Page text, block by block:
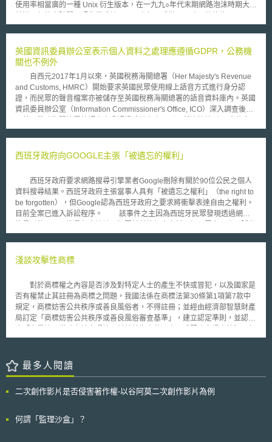
使用率相當廣的一種 Unix 衍生版本，在一九九○年代末期網路泡沫時期大行
Windows 作業系統，也蠶食著昇陽的市占率。為了讓 Solaris 成為開放原始
使用者、更多的合作夥伴，以及更多的軟體開發者。然而，要與氣勢正旺的
Linux 競爭，並非易事。 Solaris 開發工程僅傾昇陽一家公司之力，但 Linux
幕後卻有廣大的開發人員社群支持。 Quandt Analytics 分析師 Stacey
Quandt 說，與外部程式設計師分享權力，是昇陽必須通過的考驗。對昇陽
來說，真正的挑戰是，昇陽是否真能容納局外人貢獻的修補程式，而且不叫
昇陽經驗老到的工程師加以改寫。 OpenSolaris 是昇陽自行研發的專屬
計畫，但不表示一定會失敗。 IBM 即曾經以 Eclipse 程式設計工具為中心，
在二○○四年推出 OpenSolaris ，但已推動一些配套措施，包括在今年一月
設計人員參與 OpenSolaris 測試計畫；並成立由五人組成的社群顧問委員
英國資訊委員辦公室表示個人資料之處理應遵循GDPR，公務機
關也不例外
自西元2017年1月以來，英國稅務海關總署（Her Majesty's Revenue
and Customs, HMRC）開始要求英國民眾使用線上語音方式進行身分認
證，而民眾的聲音檔案亦被儲存至英國稅務海關總署的語音資料庫內。英國
資訊委員辦公室（Information Commissioner's Office, ICO）深入調查後發
民眾充分揭露、告知民眾其語音、聲紋等生物識別資料如何被處理等資訊。
會。 英國資訊委員辦公室認為英國稅務海關總署前開情形已經違反了
根據歐盟一般資料保護規則，英國稅務海關總署在蒐集、處理或利用民眾個
人資料時，必須合法、公正及透明，並應取得民眾的明確同意。英國資訊委
員辦公室後續將要求英國稅務海關總署應刪除違法蒐集的生物識別資料。
本次英國資訊委員辦公室的執法行動是基於2018年5月25日生效的歐盟
一般資料保護規則與英國2018年資料保護法（The Data Protection Act
輕鬆，但絕不能以犧牲民眾的隱私為代價，同時也隱約透露著：「沒有一個
西班牙政府向GOOGLE主張「被遺忘的權利」
西班牙政府要求網路搜尋引擎業者Google刪除有關於90位公民之個人
資料搜尋結果。西班牙政府主張當事人具有「被遺忘之權利」（the right to
be forgotten），但Google認為西班牙政府之要求將衝擊表達自由之權利。
目前全案已進入訴訟程序。 該事件之主因為西班牙民眾發現透過網路
權保護機關（Spain Data Protection Agency）提出申訴後，西班牙政府命
隱私顧問Peter Fleischer於個人部落格中提出個人意見，表示目前歐盟並未
律規範間之爭議。 近來歐盟所進行之民意調查指出，多數歐洲人希望
能夠隨時要求網路公司刪除於網路上公開之個人資料，也就是希望擁有「被
遺忘之權利」。所謂「被遺忘之權利」，係指只要是於網路上流傳且容易被
搜尋之個人資訊，例如年代久遠或是令人尷尬的內容，當事人皆有權利要求
刪除。 然而，根據1995年歐盟隱私保護指令（EU Data Protection
淺談攻擊性商標
對於商標權之內容是否涉及對特定人士的產生不快或冒犯，以及國家是
否有權禁止其註冊為商標之問題，我國法係在商標法第30條第1項第7款中
規定，商標妨害公共秩序或善良風俗者，不得註冊；並經由經濟部智慧財產
局訂定「商標妨害公共秩序或善良風俗審查基準」，建立認定準則，並認為
關公眾之認知等因素綜合判斷」。 而在美國法中，亦有 Lee v. Tam一
USPTO)是否有權依照 The Lanham Act第2條a款規定駁回商標申請的權利
進行爭執，該條規定「包含不道德、欺騙、誹謗性、貶損或誤導他人(不論
註冊為商標」。 該案在2015年12月22日於美國聯邦巡迴上訴法院進行
正案所保障，故美國政府不得以商標圖案的言論內容具攻擊性為理由，拒絕
最多人閱讀
二次創作影片是否侵害著作權-以谷阿莫二次創作影片為例
何謂「監理沙盒」？